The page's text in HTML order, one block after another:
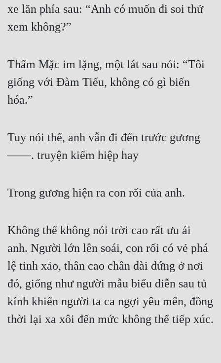
xe lăn phía sau: “Anh có muốn đi soi thử
xem không?”
Thẩm Mặc im lặng, một lát sau nói: “Tôi
giống với Đàm Tiếu, không có gì biến
hóa.”
Tuy nói thế, anh vẫn đi đến trước gương
——. truyện kiếm hiệp hay
Trong gương hiện ra con rối của anh.
Không thể không nói trời cao rất ưu ái
anh. Người lớn lên soái, con rối có vẻ phá
lệ tinh xảo, thân cao chân dài đứng ở nơi
đó, giống như người mẫu biểu diễn sau tủ
kính khiến người ta ca ngợi yêu mến, đồng
thời lại xa xôi đến mức không thể tiếp xúc.